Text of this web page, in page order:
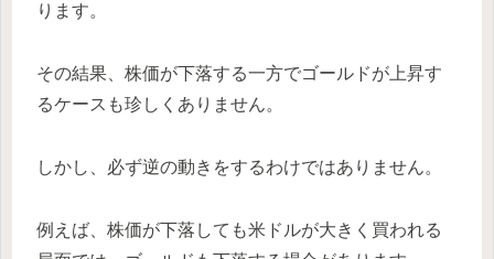
ります。
その結果、株価が下落する一方でゴールドが上昇す
るケースも珍しくありません。
しかし、必ず逆の動きをするわけではありません。
例えば、株価が下落しても米ドルが大きく買われる